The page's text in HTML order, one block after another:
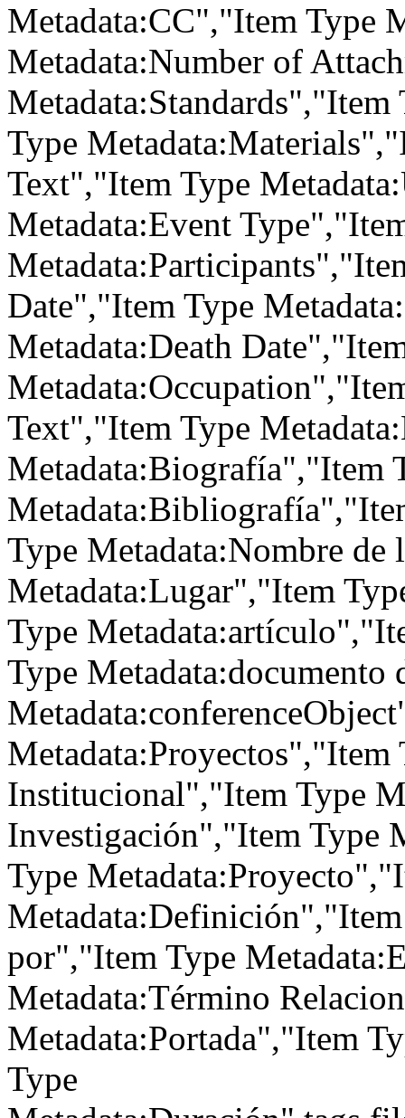
Metadata:CC","Item Type
Metadata:Number of
Type
Text","Item Type
Metadata:Event
Date","Item Type
Metadata:Death
Text","Item Type
Metadata:Biografía","Item
Type Metadata:Nombre
Metadata:Lugar","Item
Type
Type
Institucional","Item Type
Investigación","Item Type
Type
por","Item Type
Metadata:Término
Metadata:Portada","Item
Type